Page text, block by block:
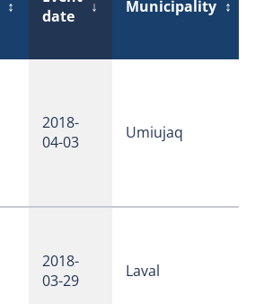
↕
date
↓ Municipality ↕
2018-
04-03
Umiujaq
2018-
03-29
Laval